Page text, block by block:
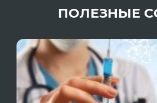
ПОЛЕЗНЫЕ